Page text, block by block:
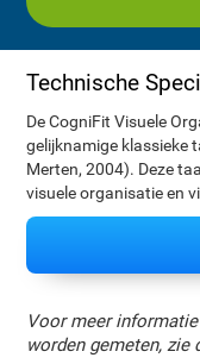
Technische
De CogniFit Visuele
gelijknamige klassieke
Merten, 2004). Deze
visuele organisatie en
Voor meer
worden gemeten, zie